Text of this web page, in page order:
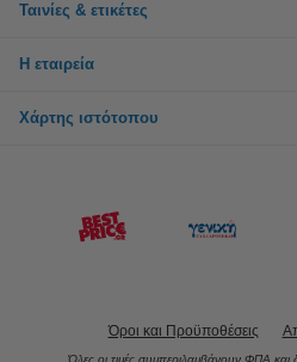
Ταινίες & ετικέτες
Η εταιρεία
Χάρτης ιστότοπου
Όροι και Προϋποθέσεις
Όλες οι τιμές συμπεριλαμβάνουν ΦΠΑ και